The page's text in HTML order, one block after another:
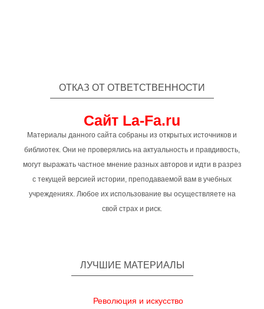
ОТКАЗ ОТ ОТВЕТСТВЕННОСТИ
Сайт La-Fa.ru
Материалы данного сайта собраны из открытых источников и
библиотек. Они не проверялись на актуальность и правдивость,
могут выражать частное мнение разных авторов и идти в разрез
с текущей версией истории, преподаваемой вам в учебных
учреждениях. Любое их использование вы осуществляете на
свой страх и риск.
ЛУЧШИЕ МАТЕРИАЛЫ
Революция и искусство